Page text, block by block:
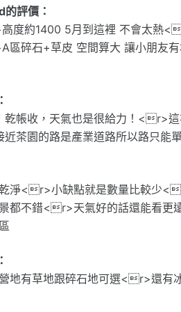
評價：
度約1400 5月到這裡 不會太熱
區碎石+草皮 空間算大 讓小朋友
乾帳收，天氣也是很給力！<r>
茶園的路是產業道路所以路只能
淨<r>小缺點就是數量比較少
都不錯<r>天氣好的話還能看
地有草地跟碎石地可選<r>還有